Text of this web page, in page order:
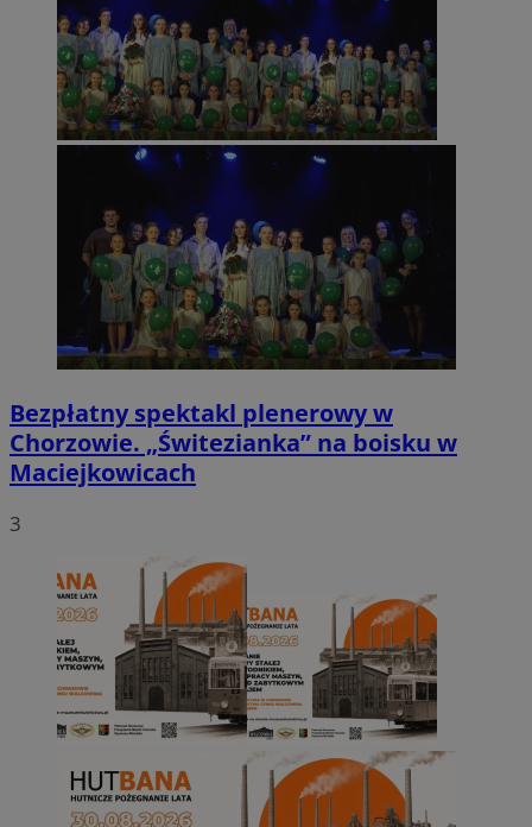
Bezpłatny spektakl plenerowy w
Chorzowie. „Świtezianka” na boisku w
Maciejkowicach
3